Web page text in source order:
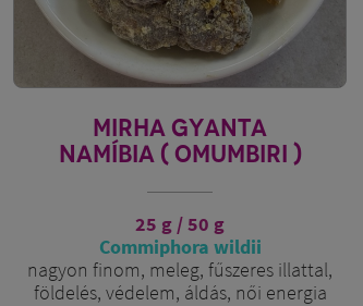
MIRHA GYANTA
NAMÍBIA ( OMUMBIRI )
25 g / 50 g
Commiphora wildii
nagyon finom, meleg, fűszeres illattal,
földelés, védelem, áldás, női energia